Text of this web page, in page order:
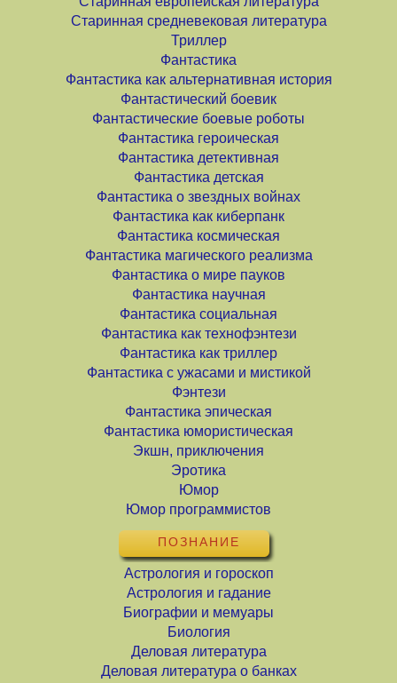
Старинная средневековая литература
Триллер
Фантастика
Фантастика как альтернативная история
Фантастический боевик
Фантастические боевые роботы
Фантастика героическая
Фантастика детективная
Фантастика детская
Фантастика о звездных войнах
Фантастика как киберпанк
Фантастика космическая
Фантастика магического реализма
Фантастика о мире пауков
Фантастика научная
Фантастика социальная
Фантастика как технофэнтези
Фантастика как триллер
Фантастика с ужасами и мистикой
Фэнтези
Фантастика эпическая
Фантастика юмористическая
Экшн, приключения
Эротика
Юмор
Юмор программистов
ПОЗНАНИЕ
Астрология и гороскоп
Астрология и гадание
Биографии и мемуары
Биология
Деловая литература
Деловая литература о банках